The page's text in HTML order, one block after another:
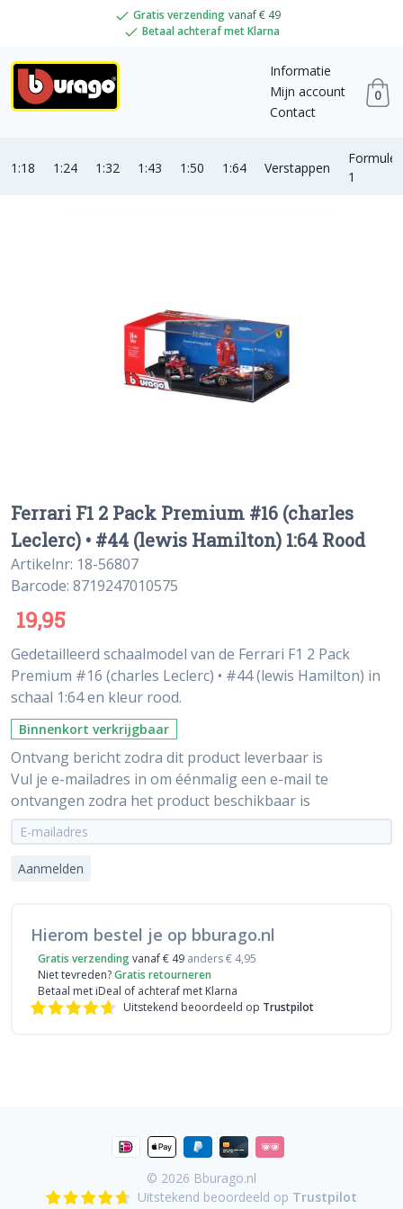
Gratis verzending vanaf € 49
Betaal achteraf met Klarna
Informatie
Mijn account
Contact
0
1:18 1:24 1:32 1:43 1:50 1:64 Verstappen
Formule
1
Ferrari F1 2 Pack Premium #16 (charles
Leclerc) • #44 (lewis Hamilton) 1:64 Rood
Artikelnr: 18-56807
Barcode: 8719247010575
19,95
Gedetailleerd schaalmodel van de Ferrari F1 2 Pack
Premium #16 (charles Leclerc) • #44 (lewis Hamilton) in
schaal 1:64 en kleur rood.
Binnenkort verkrijgbaar
Ontvang bericht zodra dit product leverbaar is
Vul je e-mailadres in om éénmalig een e-mail te
ontvangen zodra het product beschikbaar is
Aanmelden
Hierom bestel je op bburago.nl
Gratis verzendingvanaf € 49 anders € 4,95
Niet tevreden?Gratis retourneren
Betaal met iDeal of achteraf met Klarna
Uitstekend beoordeeld op Trustpilot
© 2026 Bburago.nl
Uitstekend beoordeeld op Trustpilot